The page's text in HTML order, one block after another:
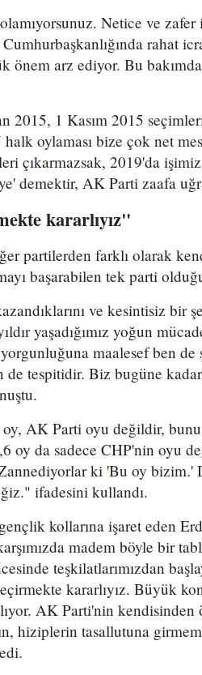
Netice ve
rahat
önem arz ediyor. Bu
2015, 1 Kasım 2015
oylaması bize çok net
çıkarmazsak, 2019'da
demektir, AK Parti zaafa
kararlıyız"
partilerden farklı olarak
başarabilen tek parti
ve kesintisiz bir
yaşadığımız yoğun
maalesef ben
de tespitidir. Biz bugüne
AK Parti oyu değildir,
oy da sadece CHP'nin oyu
ki 'Bu oy bizim.'
ifadesini kullandı.
kollarına işaret eden
madem böyle bir
teşkilatlarımızdan
kararlıyız. Büyük
AK Parti'nin
hiziplerin tasallutuna